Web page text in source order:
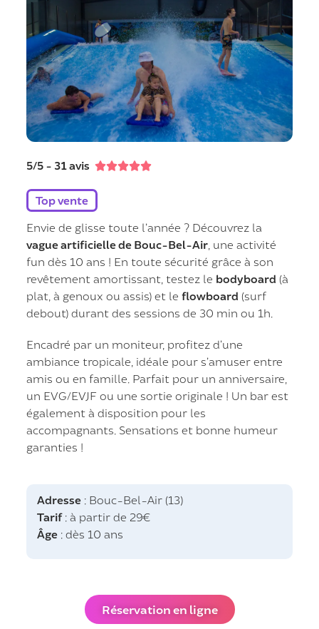
5/5 - 31 avis 
Top vente
Envie de glisse toute l’année ? Découvrez la
vague artificielle de Bouc-Bel-Air , une activité
fun dès 10 ans ! En toute sécurité grâce à son
revêtement amortissant, testez le bodyboard (à
plat, à genoux ou assis) et leflowboard (surf
debout) durant des sessions de 30 min ou 1h.
Encadré par un moniteur, profitez d’une
ambiance tropicale, idéale pour s’amuser entre
amis ou en famille. Parfait pour un anniversaire,
un EVG/EVJF ou une sortie originale ! Un bar est
également à disposition pour les
accompagnants. Sensations et bonne humeur
garanties !
Adresse : Bouc-Bel-Air (13)
Tarif: à partir de 29€
Âge : dès 10 ans
Réservation en ligne